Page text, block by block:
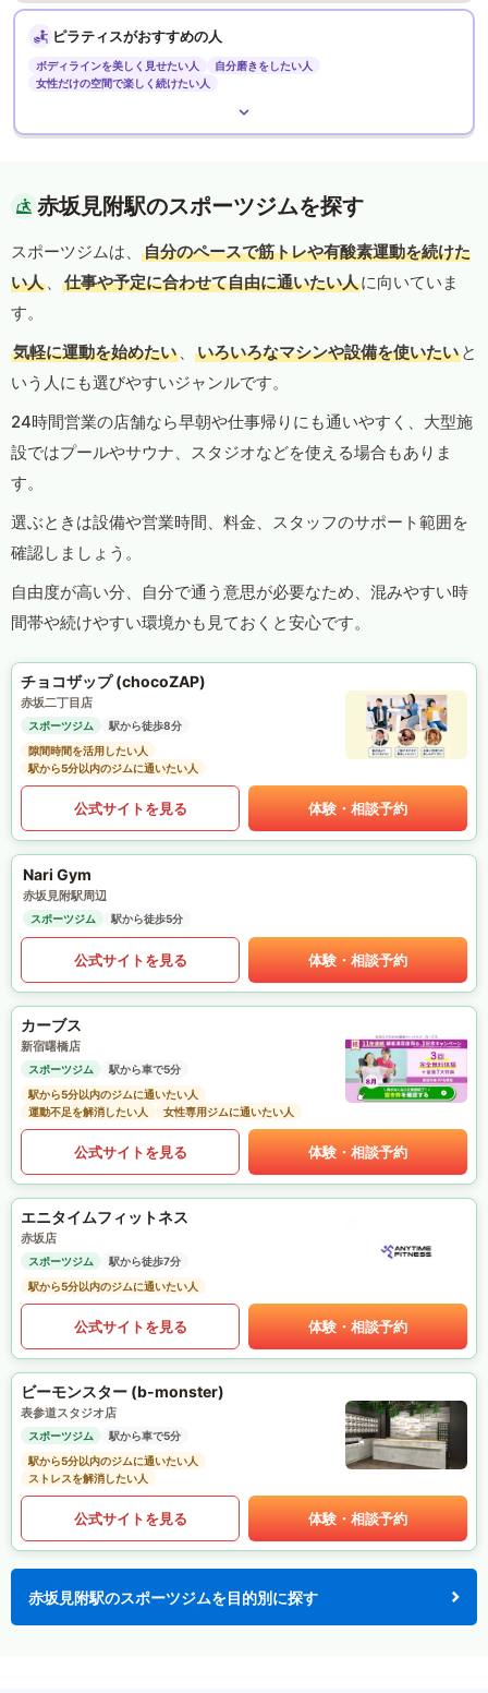
ピラティスがおすすめの人
ボディラインを美しく見せたい人
自分磨きをしたい人
女性だけの空間で楽しく続けたい人
赤坂見附駅のスポーツジムを探す
スポーツジムは、
自分のペースで筋トレや有酸素運動を続けた
い人 、 仕事や予定に合わせて自由に通いたい人に向いていま
す。
気軽に運動を始めたい 、 いろいろなマシンや設備を使いたい と
いう人にも選びやすいジャンルです。
24時間営業の店舗なら早朝や仕事帰りにも通いやすく、大型施
設ではプールやサウナ、スタジオなどを使える場合もありま
す。
選ぶときは設備や営業時間、料金、スタッフのサポート範囲を
確認しましょう。
自由度が高い分、自分で通う意思が必要なため、混みやすい時
間帯や続けやすい環境かも見ておくと安心です。
チョコザップ (chocoZAP)
赤坂二丁目店
スポーツジム
駅から徒歩8分
隙間時間を活用したい人
駅から5分以内のジムに通いたい人
公式サイトを見る 体験・相談予約
Nari Gym
赤坂見附駅周辺
スポーツジム 駅から徒歩5分
公式サイトを見る 体験・相談予約
カーブス
新宿曙橋店
スポーツジム
駅から車で5分
駅から5分以内のジムに通いたい人
運動不足を解消したい人
女性専用ジムに通いたい人
公式サイトを見る 体験・相談予約
エニタイムフィットネス
赤坂店
スポーツジム
駅から徒歩7分
駅から5分以内のジムに通いたい人
公式サイトを見る 体験・相談予約
ビーモンスター (b-monster)
表参道スタジオ店
スポーツジム
駅から車で5分
駅から5分以内のジムに通いたい人
ストレスを解消したい人
公式サイトを見る 体験・相談予約
赤坂見附駅のスポーツジムを目的別に探す